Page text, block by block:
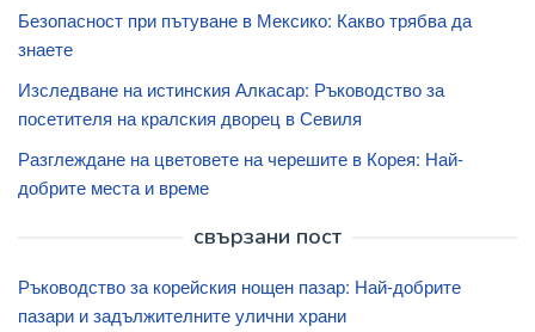
Безопасност при пътуване в Мексико: Какво трябва да
знаете
Изследване на истинския Алкасар: Ръководство за
посетителя на кралския дворец в Севиля
Разглеждане на цветовете на черешите в Корея: Най-
добрите места и време
свързани пост
Ръководство за корейския нощен пазар: Най-добрите
пазари и задължителните улични храни